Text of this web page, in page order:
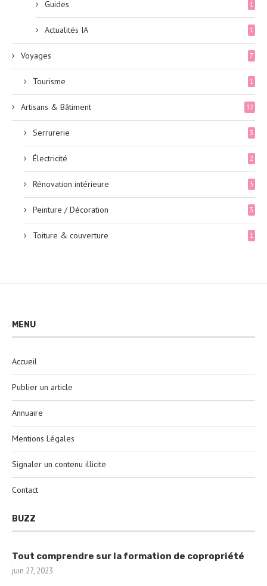
Guides 1
Actualités IA 1
Voyages 7
Tourisme 1
Artisans & Bâtiment 12
Serrurerie 3
Électricité 2
Rénovation intérieure 3
Peinture / Décoration 3
Toiture & couverture 1
MENU
Accueil
Publier un article
Annuaire
Mentions Légales
Signaler un contenu illicite
Contact
BUZZ
Tout comprendre sur la formation de copropriété
juin 27, 2023